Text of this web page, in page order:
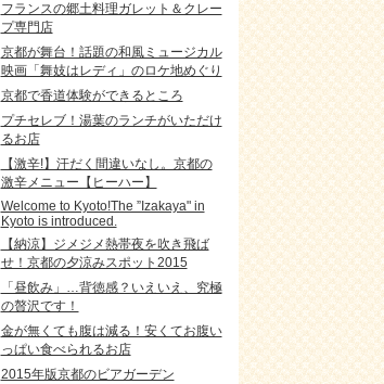
フランスの郷土料理ガレット＆クレー
プ専門店
京都が舞台！話題の和風ミュージカル
映画「舞妓はレディ」のロケ地めぐり
京都で香道体験ができるところ
プチセレブ！湯葉のランチがいただけ
るお店
【激辛!】汗だく間違いなし。京都の
激辛メニュー【ヒーハー】
Welcome to Kyoto!The ”Izakaya" in
Kyoto is introduced.
【納涼】ジメジメ熱帯夜を吹き飛ば
せ！京都の夕涼みスポット2015
「昼飲み」…背徳感？いえいえ、究極
の贅沢です！
金が無くても腹は減る！安くてお腹い
っぱい食べられるお店
2015年版京都のビアガーデン